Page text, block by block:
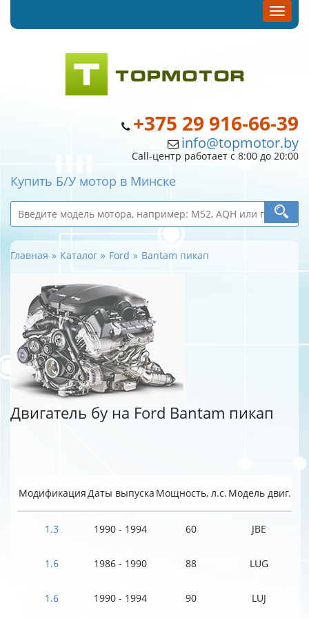
+375 29 916-66-39
info@topmotor.by
Call-центр работает с 8:00 до 20:00
Купить Б/У мотор в Минске
Главная Каталог Ford Bantam пикап
Двигатель бу на Ford Bantam пикап
МодификацияДаты выпуска Мощность, л.с. Модель двиг.
1.3 1990 - 1994 60 JBE
1.6 1986 - 1990 88 LUG
1.6 1990 - 1994 90 LUJ